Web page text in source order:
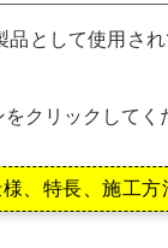
として使用さ
クリックしてく
、特長、施工方